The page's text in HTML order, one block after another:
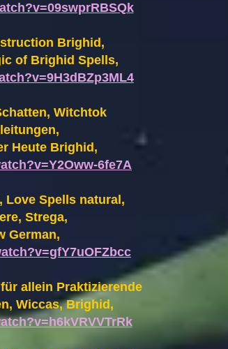
Brighid,
of Brighid Spells,
Witchtok
Heute Brighid,
6fe7A
Love Spells natural,
Strega,
German,
allein Praktizierende
Wiccas, Brighid,